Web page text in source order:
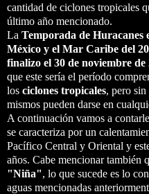
cantidad de ciclones tropicales
último año mencionado.
La Temporada de Huracanes
México y el Mar Caribe del
finalizo el 30 de noviembre de
que este sería el período
los ciclones tropicales, pero
mismos pueden darse en
A continuación vamos a
se caracteriza por un
Pacífico Central y Oriental y
años. Cabe mencionar también
"Niña", lo que sucede es lo
aguas mencionadas